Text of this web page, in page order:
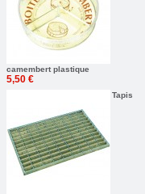
camembert plastique
5,50 €
Tapis